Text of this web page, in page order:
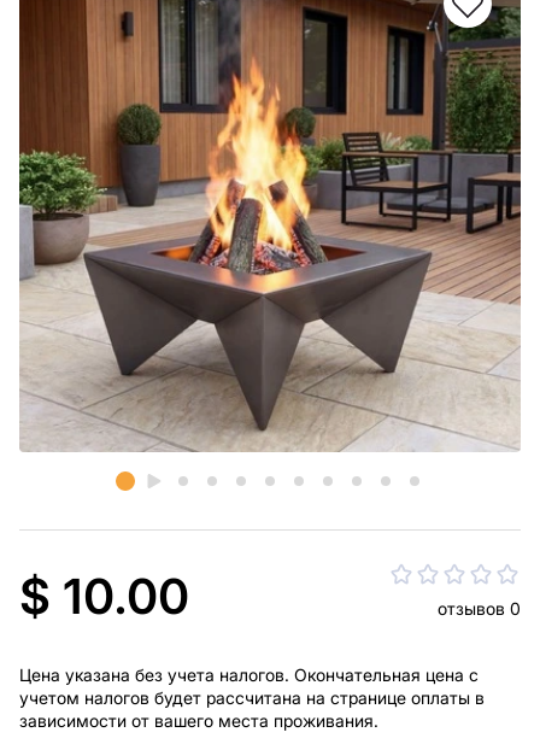
$ 10.00 отзывов 0
Цена указана без учета налогов. Окончательная цена с
учетом налогов будет рассчитана на странице оплаты в
зависимости от вашего места проживания.